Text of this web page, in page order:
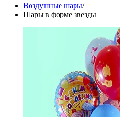
Воздушные шары/
Шары в форме звезды